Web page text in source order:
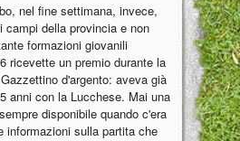
nel fine settimana, invece,
della provincia e non
formazioni giovanili
ricevette un premio durante la
d'argento: aveva già
anni con la Lucchese. Mai una
disponibile quando c'era
informazioni sulla partita che